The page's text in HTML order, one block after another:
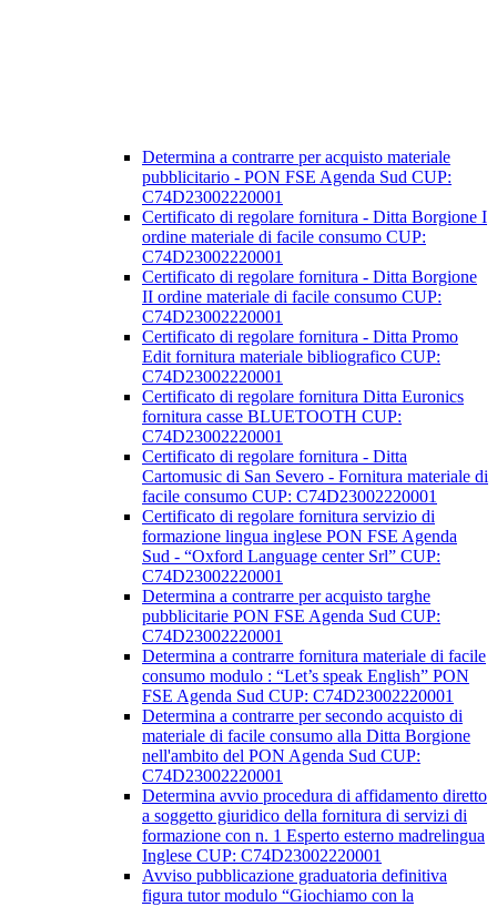
Determina a contrarre per acquisto materiale
pubblicitario - PON FSE Agenda Sud CUP:
C74D23002220001
Certificato di regolare fornitura - Ditta Borgione I
ordine materiale di facile consumo CUP:
C74D23002220001
Certificato di regolare fornitura - Ditta Borgione
II ordine materiale di facile consumo CUP:
C74D23002220001
Certificato di regolare fornitura - Ditta Promo
Edit fornitura materiale bibliografico CUP:
C74D23002220001
Certificato di regolare fornitura Ditta Euronics
fornitura casse BLUETOOTH CUP:
C74D23002220001
Certificato di regolare fornitura - Ditta
Cartomusic di San Severo - Fornitura materiale di
facile consumo CUP: C74D23002220001
Certificato di regolare fornitura servizio di
formazione lingua inglese PON FSE Agenda
Sud - “Oxford Language center Srl” CUP:
C74D23002220001
Determina a contrarre per acquisto targhe
pubblicitarie PON FSE Agenda Sud CUP:
C74D23002220001
Determina a contrarre fornitura materiale di facile
consumo modulo : “Let’s speak English” PON
FSE Agenda Sud CUP: C74D23002220001
Determina a contrarre per secondo acquisto di
materiale di facile consumo alla Ditta Borgione
nell'ambito del PON Agenda Sud CUP:
C74D23002220001
Determina avvio procedura di affidamento diretto
a soggetto giuridico della fornitura di servizi di
formazione con n. 1 Esperto esterno madrelingua
Inglese CUP: C74D23002220001
Avviso pubblicazione graduatoria definitiva
figura tutor modulo “Giochiamo con la